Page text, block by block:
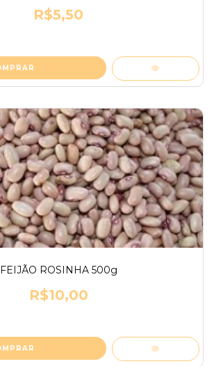
R$5,50
FEIJÃO ROSINHA 500g
R$10,00